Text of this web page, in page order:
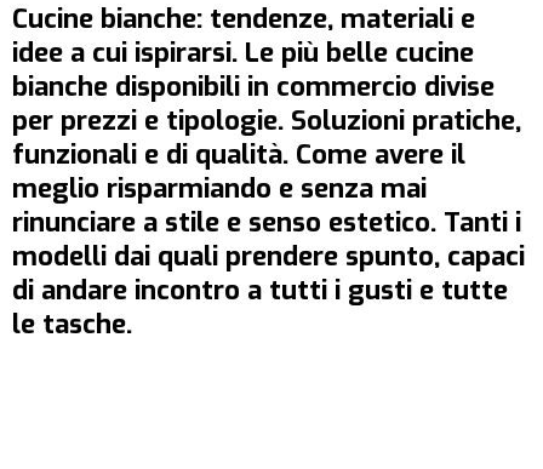
Cucine bianche: tendenze, materiali e
idee a cui ispirarsi. Le più belle cucine
bianche disponibili in commercio divise
per prezzi e tipologie. Soluzioni pratiche,
funzionali e di qualità. Come avere il
meglio risparmiando e senza mai
rinunciare a stile e senso estetico. Tanti i
modelli dai quali prendere spunto, capaci
di andare incontro a tutti i gusti e tutte
le tasche.